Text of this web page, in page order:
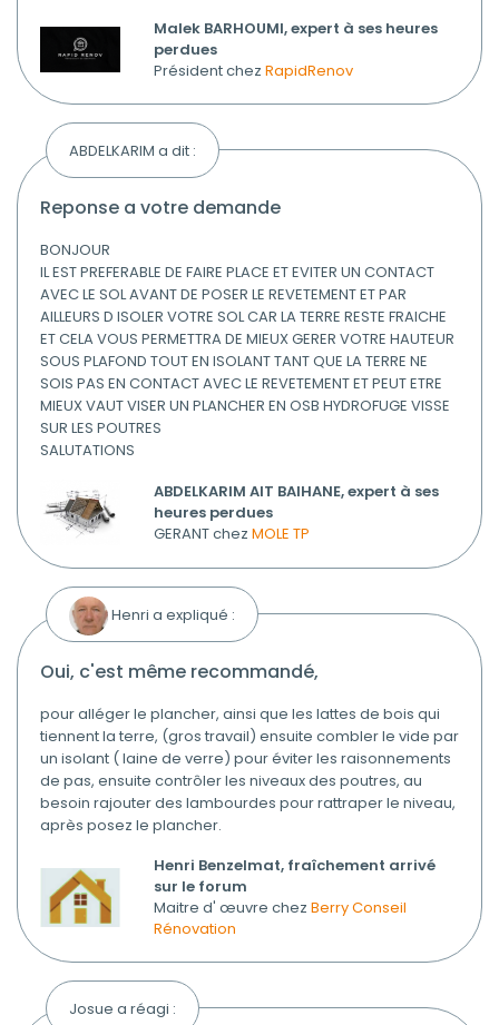
Malek BARHOUMI, expert à ses heures
perdues
Président chez RapidRenov
ABDELKARIM a dit :
reponse a votre demande
BONJOUR
IL EST PREFERABLE DE FAIRE PLACE ET EVITER UN CONTACT
AVEC LE SOL AVANT DE POSER LE REVETEMENT ET PAR
AILLEURS D ISOLER VOTRE SOL CAR LA TERRE RESTE FRAICHE
ET CELA VOUS PERMETTRA DE MIEUX GERER VOTRE HAUTEUR
SOUS PLAFOND TOUT EN ISOLANT TANT QUE LA TERRE NE
SOIS PAS EN CONTACT AVEC LE REVETEMENT ET PEUT ETRE
MIEUX VAUT VISER UN PLANCHER EN OSB HYDROFUGE VISSE
SUR LES POUTRES
SALUTATIONS
ABDELKARIM AIT BAIHANE, expert à ses
heures perdues
GERANT chez MOLE TP
Henri a expliqué :
oui, c'est même recommandé,
pour alléger le plancher, ainsi que les lattes de bois qui
tiennent la terre, (gros travail) ensuite combler le vide par
un isolant ( laine de verre) pour éviter les raisonnements
de pas, ensuite contrôler les niveaux des poutres, au
besoin rajouter des lambourdes pour rattraper le niveau,
après posez le plancher.
Henri Benzelmat, fraîchement arrivé
sur le forum
Maitre d' œuvre chez Berry Conseil
Rénovation
Josue a réagi :